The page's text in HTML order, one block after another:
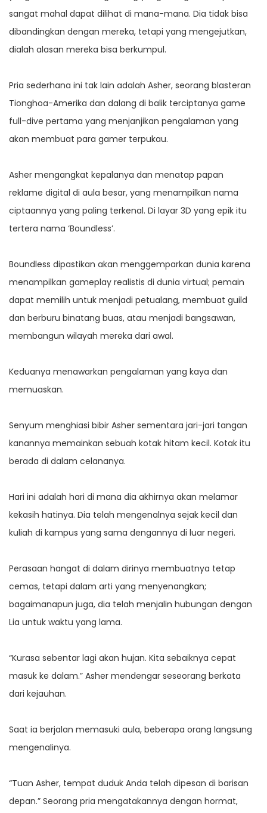
sangat mahal dapat dilihat di mana-mana. Dia tidak bisa
dibandingkan dengan mereka, tetapi yang mengejutkan,
dialah alasan mereka bisa berkumpul.
Pria sederhana ini tak lain adalah Asher, seorang blasteran
Tionghoa-Amerika dan dalang di balik terciptanya game
full-dive pertama yang menjanjikan pengalaman yang
akan membuat para gamer terpukau.
Asher mengangkat kepalanya dan menatap papan
reklame digital di aula besar, yang menampilkan nama
ciptaannya yang paling terkenal. Di layar 3D yang epik itu
tertera nama ‘Boundless’.
Boundless dipastikan akan menggemparkan dunia karena
menampilkan gameplay realistis di dunia virtual; pemain
dapat memilih untuk menjadi petualang, membuat guild
dan berburu binatang buas, atau menjadi bangsawan,
membangun wilayah mereka dari awal.
Keduanya menawarkan pengalaman yang kaya dan
memuaskan.
Senyum menghiasi bibir Asher sementara jari-jari tangan
kanannya memainkan sebuah kotak hitam kecil. Kotak itu
berada di dalam celananya.
Hari ini adalah hari di mana dia akhirnya akan melamar
kekasih hatinya. Dia telah mengenalnya sejak kecil dan
kuliah di kampus yang sama dengannya di luar negeri.
Perasaan hangat di dalam dirinya membuatnya tetap
cemas, tetapi dalam arti yang menyenangkan;
bagaimanapun juga, dia telah menjalin hubungan dengan
Lia untuk waktu yang lama.
“Kurasa sebentar lagi akan hujan. Kita sebaiknya cepat
masuk ke dalam.” Asher mendengar seseorang berkata
dari kejauhan.
Saat ia berjalan memasuki aula, beberapa orang langsung
mengenalinya.
“Tuan Asher, tempat duduk Anda telah dipesan di barisan
depan.” Seorang pria mengatakannya dengan hormat,